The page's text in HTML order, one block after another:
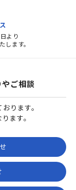
より
ます。
ご相談
ります。
ます。